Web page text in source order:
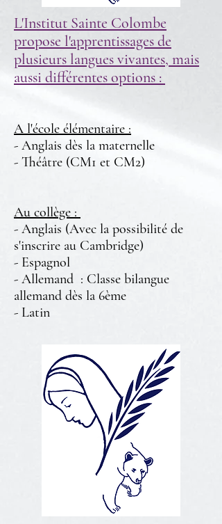
L'Institut Sainte Colombe
propose l'apprentissages de
plusieurs langues vivantes, mais
aussi différentes options :
A l'école élémentaire :
- Anglais dès la maternelle
- Théâtre (CM1 et CM2)
Au collège :
- Anglais (Avec la possibilité de
s'inscrire au Cambridge)
- Espagnol
- Allemand : Classe bilangue
allemand dès la 6ème
- Latin